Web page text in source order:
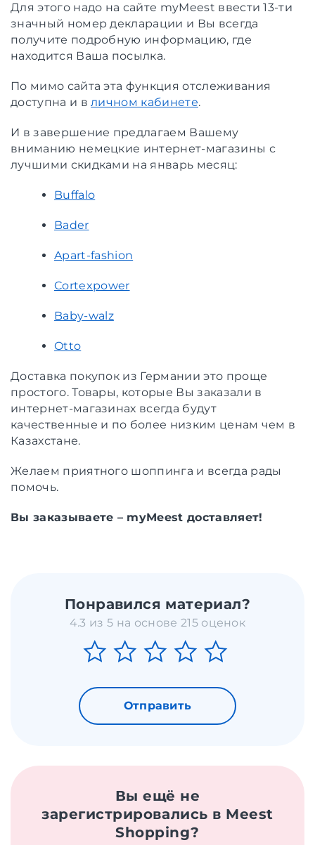
Для этого надо на сайте myMeest ввести 13-ти
значный номер декларации и Вы всегда
получите подробную информацию, где
находится Ваша посылка.
По мимо сайта эта функция отслеживания
доступна и вличном кабинете.
И в завершение предлагаем Вашему
вниманию немецкие интернет-магазины с
лучшими скидками на январь месяц:
Buffalo
Bader
Apart-fashion
Cortexpower
Baby-walz
Otto
Доставка покупок из Германии это проще
простого. Товары, которые Вы заказали в
интернет-магазинах всегда будут
качественные и по более низким ценам чем в
Казахстане.
Желаем приятного шоппинга и всегда рады
помочь.
Вы заказываете – myMeest доставляет!
Понравился материал?
4.3 из 5 на основе 215 оценок
Отправить
Вы ещё не
зарегистрировались в Meest
Shopping?